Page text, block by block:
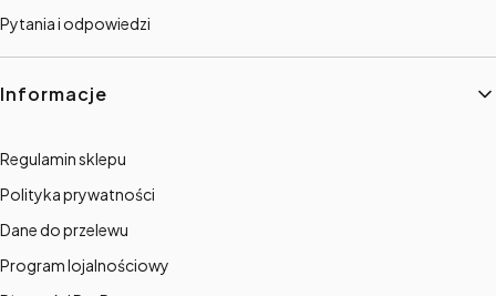
Pytania i odpowiedzi
Informacje
Regulamin sklepu
Polityka prywatności
Dane do przelewu
Program lojalnościowy